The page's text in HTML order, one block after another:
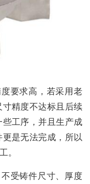
要求高，若采用老
精度不达标且后续
工序，并且生产成
是无法完成，所以
。
受铸件尺寸、厚度